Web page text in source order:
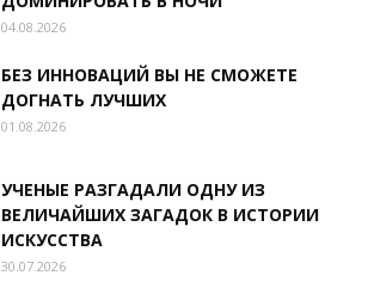
04.08.2026
БЕЗ ИННОВАЦИЙ ВЫ НЕ СМОЖЕТЕ
ДОГНАТЬ ЛУЧШИХ
01.08.2026
УЧЕНЫЕ РАЗГАДАЛИ ОДНУ ИЗ
ВЕЛИЧАЙШИХ ЗАГАДОК В ИСТОРИИ
ИСКУССТВА
30.07.2026